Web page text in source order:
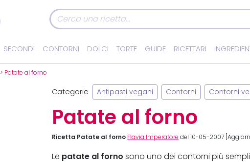
SECONDI CONTORNI DOLCI TORTE GUIDE RICETTARI
> Patate al forno
Categorie Antipasti vegani Contorni Contorni
Patate al forno
Ricetta Patate al forno Flavia Imperatore del 10-05-2007
Le patate al forno sono uno dei contorni più